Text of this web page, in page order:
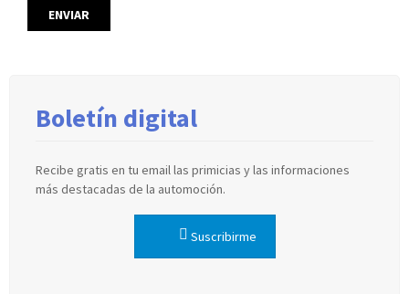
Boletín digital
Recibe gratis en tu email las primicias y las informaciones
más destacadas de la automoción.
Suscribirme